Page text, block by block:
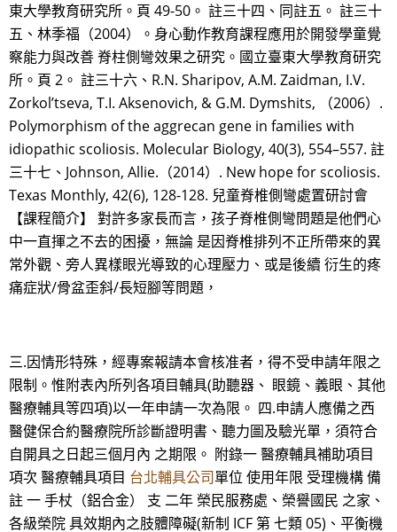
東大學教育研究所。頁 49-50。 註三十四、同註五。 註三十
五、林季福（2004）。身心動作教育課程應用於開發學童覺
察能力與改善 脊柱側彎效果之研究。國立臺東大學教育研究
所。頁 2。 註三十六、R.N. Sharipov, A.M. Zaidman, I.V.
Zorkol’tseva, T.I. Aksenovich, & G.M. Dymshits, （2006）.
Polymorphism of the aggrecan gene in families with
idiopathic scoliosis. Molecular Biology, 40(3), 554–557. 註
三十七、Johnson, Allie.（2014）. New hope for scoliosis.
Texas Monthly, 42(6), 128-128. 兒童脊椎側彎處置研討會
【課程簡介】 對許多家長而言，孩子脊椎側彎問題是他們心
中一直揮之不去的困擾，無論 是因脊椎排列不正所帶來的異
常外觀、旁人異樣眼光導致的心理壓力、或是後續 衍生的疼
痛症狀/骨盆歪斜/長短腳等問題，
三.因情形特殊，經專案報請本會核准者，得不受申請年限之
限制。惟附表內所列各項目輔具(助聽器、 眼鏡、義眼、其他
醫療輔具等四項)以一年申請一次為限。 四.申請人應備之西
醫健保合約醫療院所診斷證明書、聽力圖及驗光單，須符合
自開具之日起三個月內 之期限。 附錄一 醫療輔具補助項目
項次 醫療輔具項目 台北輔具公司單位 使用年限 受理機構 備
註 一 手杖（鋁合金） 支 二年 榮民服務處、榮譽國民 之家、
各級榮院 具效期內之肢體障礙(新制 ICF 第 七類 05)、平衡機